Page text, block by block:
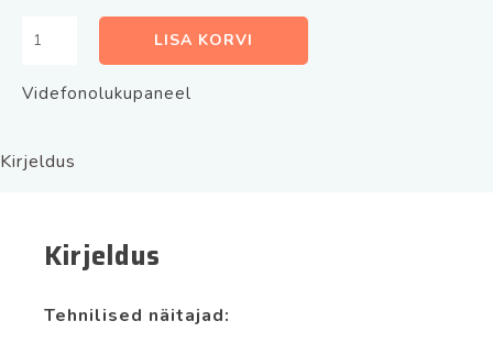
Videofonolukupaneel
Tec
sisse
proxysüsteemiga.
LISA KORVI
Videfonolukupaneel
Kirjeldus
Kirjeldus
Tehnilised näitajad: